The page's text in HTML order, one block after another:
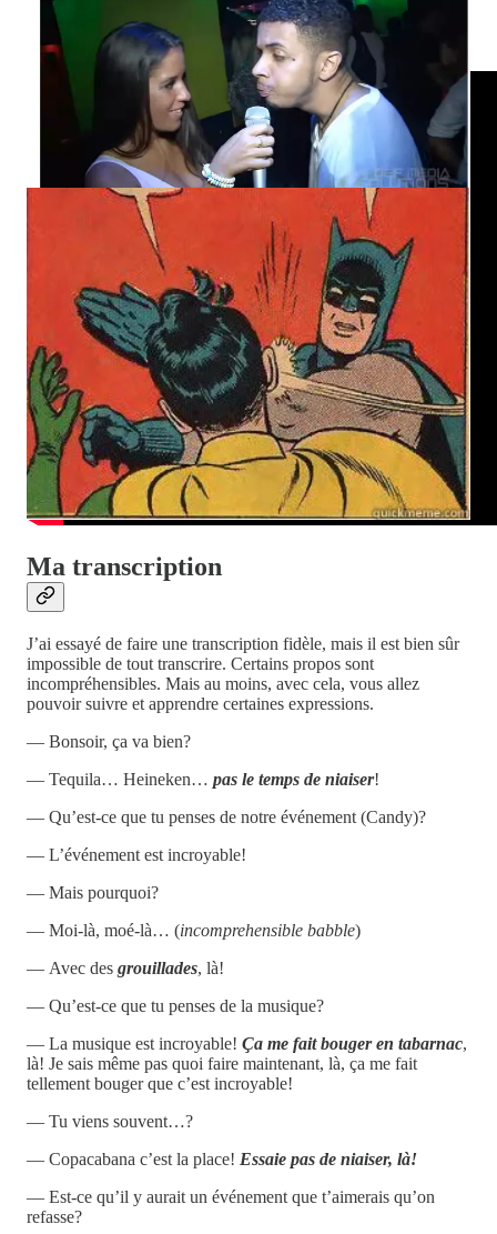
se retrouve déjà sur des t-shirts, et des remix
musicaux du clip se retrouvent sur la toile.
Ma transcription
J’ai essayé de faire une transcription fidèle, mais il est bien sûr
impossible de tout transcrire. Certains propos sont
incompréhensibles. Mais au moins, avec cela, vous allez
pouvoir suivre et apprendre certaines expressions.
— Bonsoir, ça va bien?
— Tequila… Heineken… pas le temps de niaiser!
— Qu’est-ce que tu penses de notre événement (Candy)?
— L’événement est incroyable!
— Mais pourquoi?
— Moi-là, moé-là… (incomprehensible babble)
— Avec des grouillades, là!
— Qu’est-ce que tu penses de la musique?
— La musique est incroyable! Ça me fait bouger en tabarnac,
là! Je sais même pas quoi faire maintenant, là, ça me fait
tellement bouger que c’est incroyable!
— Tu viens souvent…?
— Copacabana c’est la place! Essaie pas de niaiser, là!
— Est-ce qu’il y aurait un événement que t’aimerais qu’on
refasse?